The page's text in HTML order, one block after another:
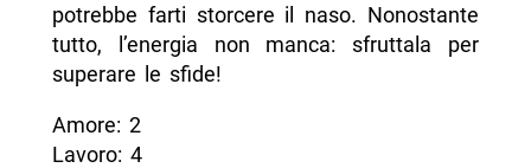
potrebbe farti storcere il naso. Nonostante
tutto, l’energia non manca: sfruttala per
superare le sfide!
Amore: 2
Lavoro: 4